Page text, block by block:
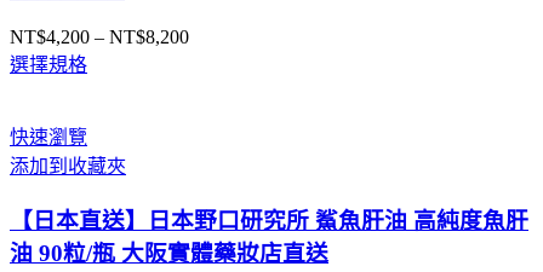
NT$4,200 – NT$8,200價
選擇規格
快速瀏覽
添加到收藏夾
【日本直送】日本野口研究所 鯊魚肝油 高純度魚肝
油 90粒/瓶 大阪實體藥妝店直送